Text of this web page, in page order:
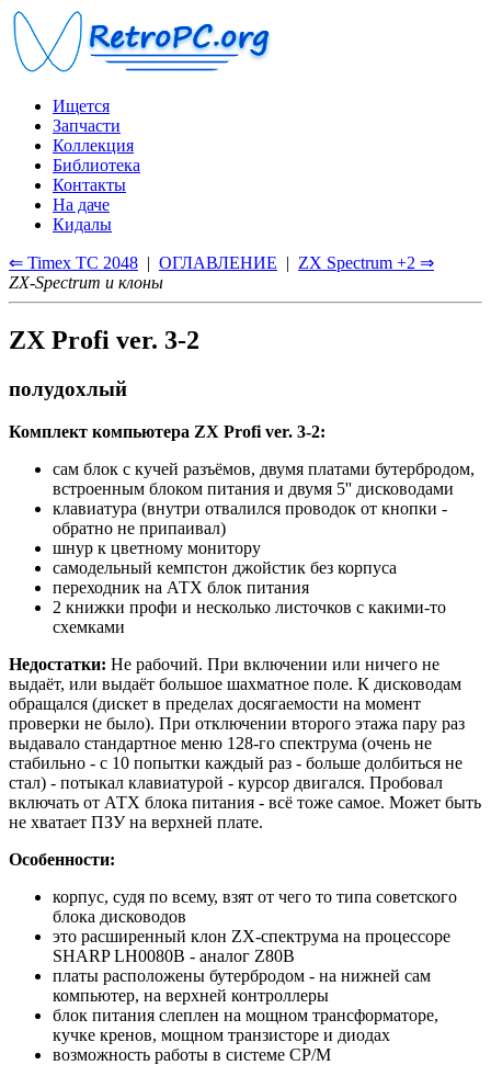
Ищется
Запчасти
Коллекция
Библиотека
Контакты
На даче
Кидалы
⇐ Timex TC 2048 | ОГЛАВЛЕНИЕ | ZX Spectrum +2 ⇒
ZX-Spectrum и клоны
ZX Profi ver. 3-2
полудохлый
Комплект компьютера ZX Profi ver. 3-2:
сам блок с кучей разъёмов, двумя платами бутербродом,
встроенным блоком питания и двумя 5'' дисководами
клавиатура (внутри отвалился проводок от кнопки -
обратно не припаивал)
шнур к цветному монитору
самодельный кемпстон джойстик без корпуса
переходник на АТХ блок питания
2 книжки профи и несколько листочков с какими-то
схемками
Недостатки: Не рабочий. При включении или ничего не
выдаёт, или выдаёт большое шахматное поле. К дисководам
обращался (дискет в пределах досягаемости на момент
проверки не было). При отключении второго этажа пару раз
выдавало стандартное меню 128-го спектрума (очень не
стабильно - с 10 попытки каждый раз - больше долбиться не
стал) - потыкал клавиатурой - курсор двигался. Пробовал
включать от АТХ блока питания - всё тоже самое. Может быть
не хватает ПЗУ на верхней плате.
Особенности:
корпус, судя по всему, взят от чего то типа советского
блока дисководов
это расширенный клон ZX-спектрума на процессоре
SHARP LH0080B - аналог Z80B
платы расположены бутербродом - на нижней сам
компьютер, на верхней контроллеры
блок питания слеплен на мощном трансформаторе,
кучке кренов, мощном транзисторе и диодах
возможность работы в системе CP/M